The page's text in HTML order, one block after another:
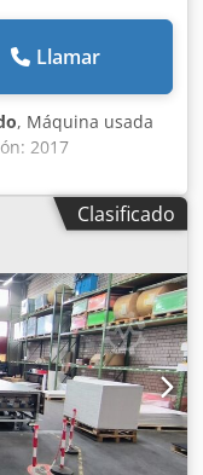
Llamar
, Máquina usada
2017
de corte
la superficie de
reconocimiento
de referencia -
40 zonas de vacío
según sea
para cortar,
mm de grosor -
sustratos
de herramientas -
el
de corte de
Clasificado